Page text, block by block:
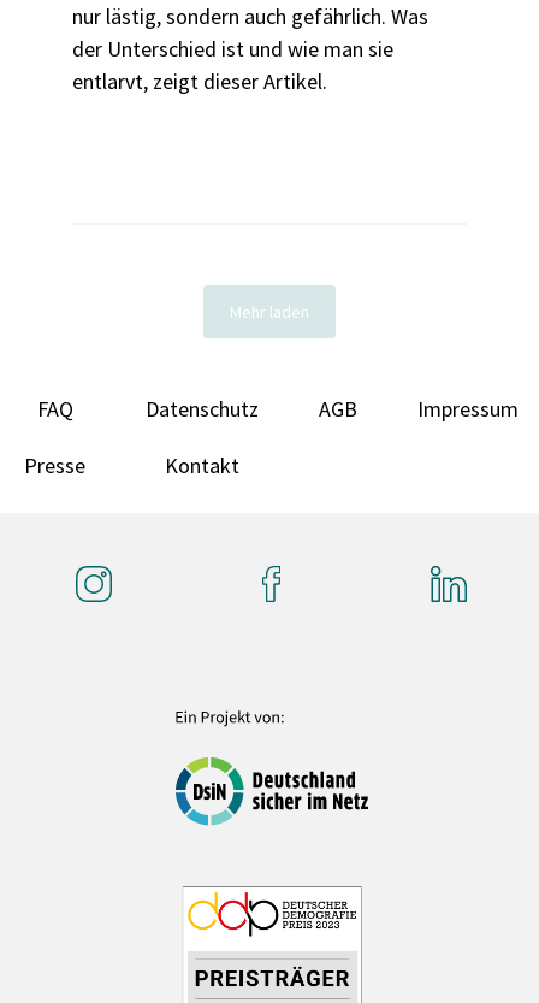
nur lästig, sondern auch gefährlich. Was
der Unterschied ist und wie man sie
entlarvt, zeigt dieser Artikel.
Mehr laden
FAQ Datenschutz AGB Impressum
Presse Kontakt